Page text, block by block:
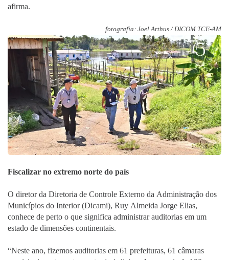
afirma.
fotografia: Joel Arthus / DICOM TCE-AM
Fiscalizar no extremo norte do país
O diretor da Diretoria de Controle Externo da Administração dos
Municípios do Interior (Dicami), Ruy Almeida Jorge Elias,
conhece de perto o que significa administrar auditorias em um
estado de dimensões continentais.
“Neste ano, fizemos auditorias em 61 prefeituras, 61 câmaras